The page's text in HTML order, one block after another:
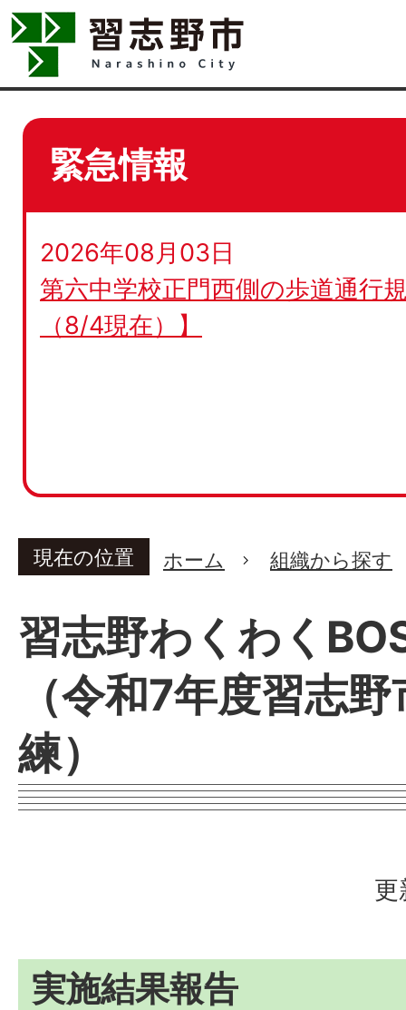
緊急情報
2026年08月03日
第六中学校正門西側の歩道通行
（8/4現在）】
現在の位置 ホーム 組織から探す
習志野わくわく
（令和7年度習志
練）
更
実施結果報告